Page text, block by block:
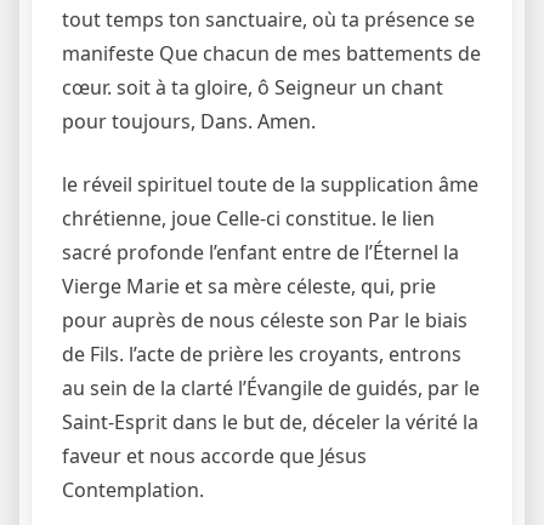
tout temps ton sanctuaire, où ta présence se
manifeste Que chacun de mes battements de
cœur. soit à ta gloire, ô Seigneur un chant
pour toujours, Dans. Amen.
le réveil spirituel toute de la supplication âme
chrétienne, joue Celle-ci constitue. le lien
sacré profonde l’enfant entre de l’Éternel la
Vierge Marie et sa mère céleste, qui, prie
pour auprès de nous céleste son Par le biais
de Fils. l’acte de prière les croyants, entrons
au sein de la clarté l’Évangile de guidés, par le
Saint-Esprit dans le but de, déceler la vérité la
faveur et nous accorde que Jésus
Contemplation.